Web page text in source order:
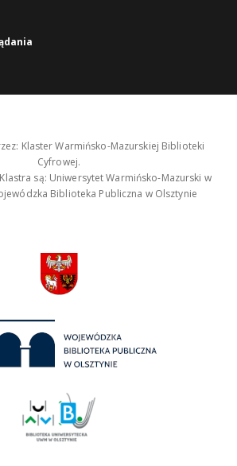
Klaster Warmińsko-Mazurskiej Biblioteki
Cyfrowej.
są: Uniwersytet Warmińsko-Mazurski w
Biblioteka Publiczna w Olsztynie